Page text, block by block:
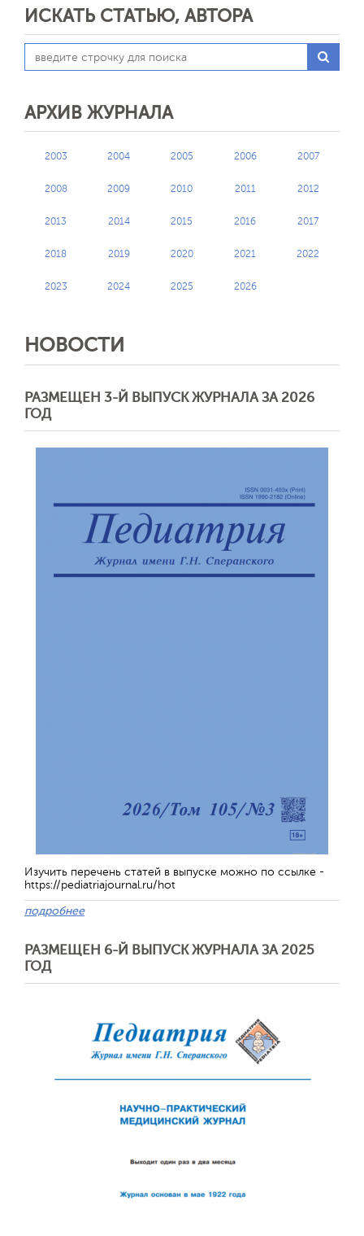
ИСКАТЬ СТАТЬЮ, АВТОРА
АРХИВ ЖУРНАЛА
2003 2004 2005 2006 2007
2008 2009 2010 2011 2012
2013 2014 2015 2016 2017
2018 2019 2020 2021 2022
2023 2024 2025 2026
НОВОСТИ
РАЗМЕЩЕН 3-Й ВЫПУСК ЖУРНАЛА ЗА 2026
ГОД
Изучить перечень статей в выпуске можно по ссылке -
https://pediatriajournal.ru/hot
подробнее
РАЗМЕЩЕН 6-Й ВЫПУСК ЖУРНАЛА ЗА 2025
ГОД